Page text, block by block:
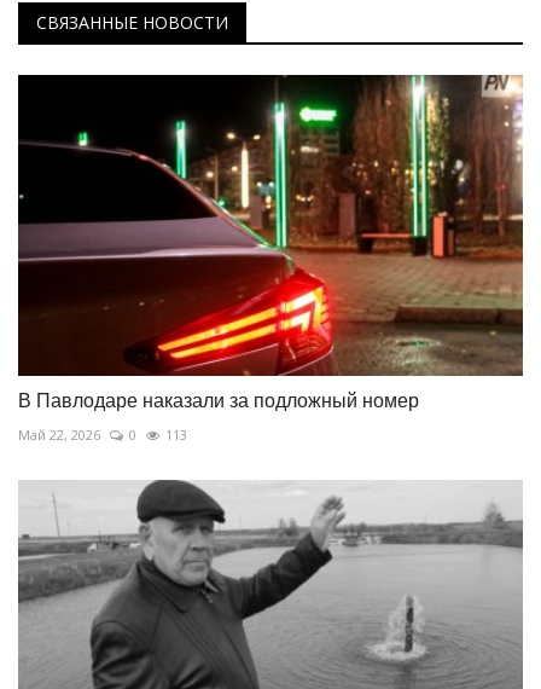
СВЯЗАННЫЕ НОВОСТИ
В Павлодаре наказали за подложный номер
Май 22, 2026 0 113